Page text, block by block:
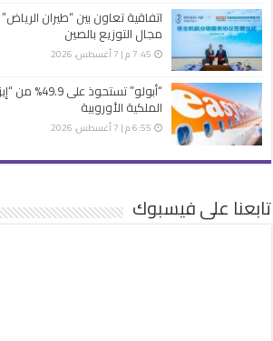
اتفاقية تعاون بين “طيران
مجال التوزيع بالصين
7:45 م | 7 أغسطس، 2026
“أبولو”
الملكية الأوروبية
6:55 م | 7 أغسطس، 2026
تابعنا على فيسبوك